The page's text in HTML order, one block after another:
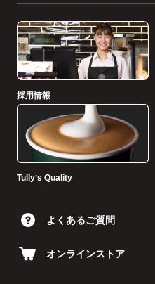
採用情報
Tullyʼs Quality
よくあるご質問
オンラインストア